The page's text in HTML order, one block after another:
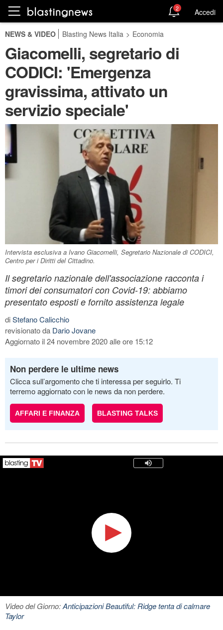
2 Accedi
NEWS & VIDEO Blasting News Italia > Economia
Giacomelli, segretario di
CODICI: 'Emergenza
gravissima, attivato un
servizio speciale'
Intervista esclusiva a Ivano Giacomelli, Segretario Nazionale di CODICI,
Centro per i Diritti del Cittadino.
Il segretario nazionale dell'associazione racconta i
timori dei consumatori con Covid-19: abbiamo
presentato esposti e fornito assistenza legale
diStefano Calicchio
revisionato da Dario Jovane
Aggiornato il 24 novembre 2020 alle ore 15:12
Non perdere le ultime news
Clicca sull’argomento che ti interessa per seguirlo. Ti
terremo aggiornato con le news da non perdere.
AFFARI E FINANZA BLASTING TALKS
Video del Giorno:Anticipazioni Beautiful: Ridge tenta di calmare
Taylor